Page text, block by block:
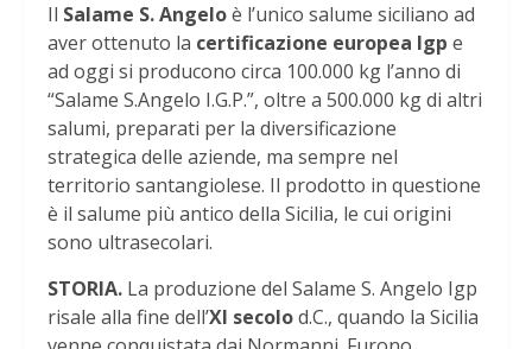
Il Salame S. Angeloè l’unico salume siciliano ad
aver ottenuto la certificazione europea Igp e
ad oggi si producono circa 100.000 kg l’anno di
“Salame S.Angelo I.G.P.”, oltre a 500.000 kg di altri
salumi, preparati per la diversificazione
strategica delle aziende, ma sempre nel
territorio santangiolese. Il prodotto in questione
è il salume più antico della Sicilia, le cui origini
sono ultrasecolari.
STORIA. La produzione del Salame S. Angelo Igp
risale alla fine dell’XI secolod.C., quando la Sicilia